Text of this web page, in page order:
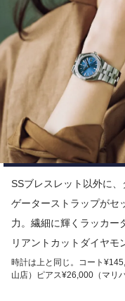
SSブレスレット以外に
ゲーターストラップがセ
力。繊細に輝くラッカー
リアントカットダイヤモ
時計は上と同じ。コート
山店）ピアス¥26,000（マリ